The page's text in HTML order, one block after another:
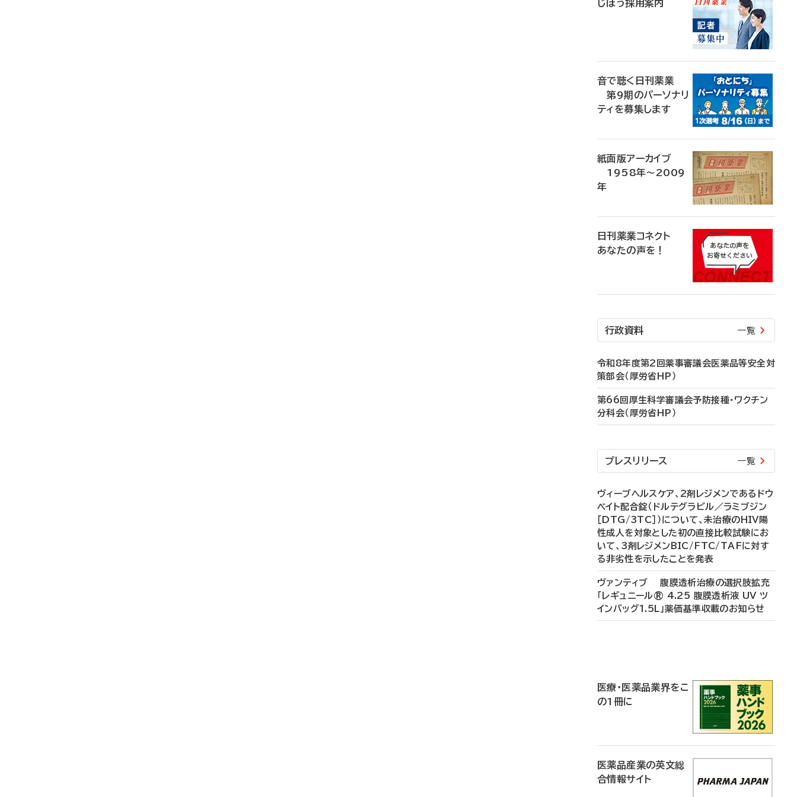
じほう採用案内
音で聴く日刊薬業
第9期のパーソナリ
ティを募集します
紙面版アーカイブ
1958年～2009
年
日刊薬業コネクト
あなたの声を！
行政資料 一覧
令和8年度第2回薬事審議会医薬品等安全対
策部会（厚労省HP）
第66回厚生科学審議会予防接種・ワクチン
分科会（厚労省HP）
プレスリリース 一覧
ヴィーブヘルスケア、2剤レジメンであるドウ
ベイト配合錠（ドルテグラビル／ラミブジン
［DTG/3TC］）について、未治療のHIV陽
性成人を対象とした初の直接比較試験にお
いて、3剤レジメンBIC/FTC/TAFに対す
る非劣性を示したことを発表
ヴァンティブ 腹膜透析治療の選択肢拡充
「レギュニール® 4.25 腹膜透析液 UV ツ
インバッグ1.5L」薬価基準収載のお知らせ
医療・医薬品業界をこ
の1冊に
医薬品産業の英文総
合情報サイト